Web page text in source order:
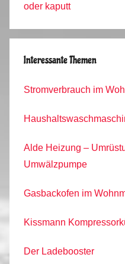
oder kaputt
Interessante Themen
Stromverbrauch im
Alde Heizung –
Umwälzpumpe
Gasbackofen im
Kissmann
Der Ladebooster